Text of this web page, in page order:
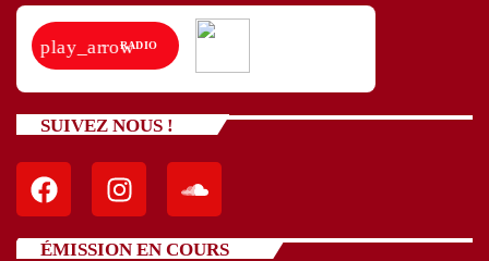
play_arrowRADIO
SUIVEZ NOUS !
ÉMISSION EN COURS